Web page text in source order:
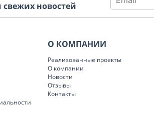
новостей
О КОМПАНИИ
Реализованные проекты
О компании
Новости
Отзывы
Контакты